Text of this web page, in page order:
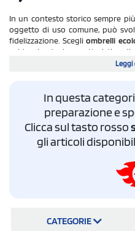
In un contesto storico sempre
oggetto di uso comune, può
fidelizzazione. Scegliombrelli
evidenziando la caratteristica
vocazione aziendale
la sua filosofia sostenibile?
logo, personalizzati. StampaSi si
e-commerce che vendono
riciclatocome il R-Pet.
sono di alta qualità ma sono
mercato.
Leggi
In questa
preparazione e
Clicca sul tasto rosso
gli articoli
CATEGORIE